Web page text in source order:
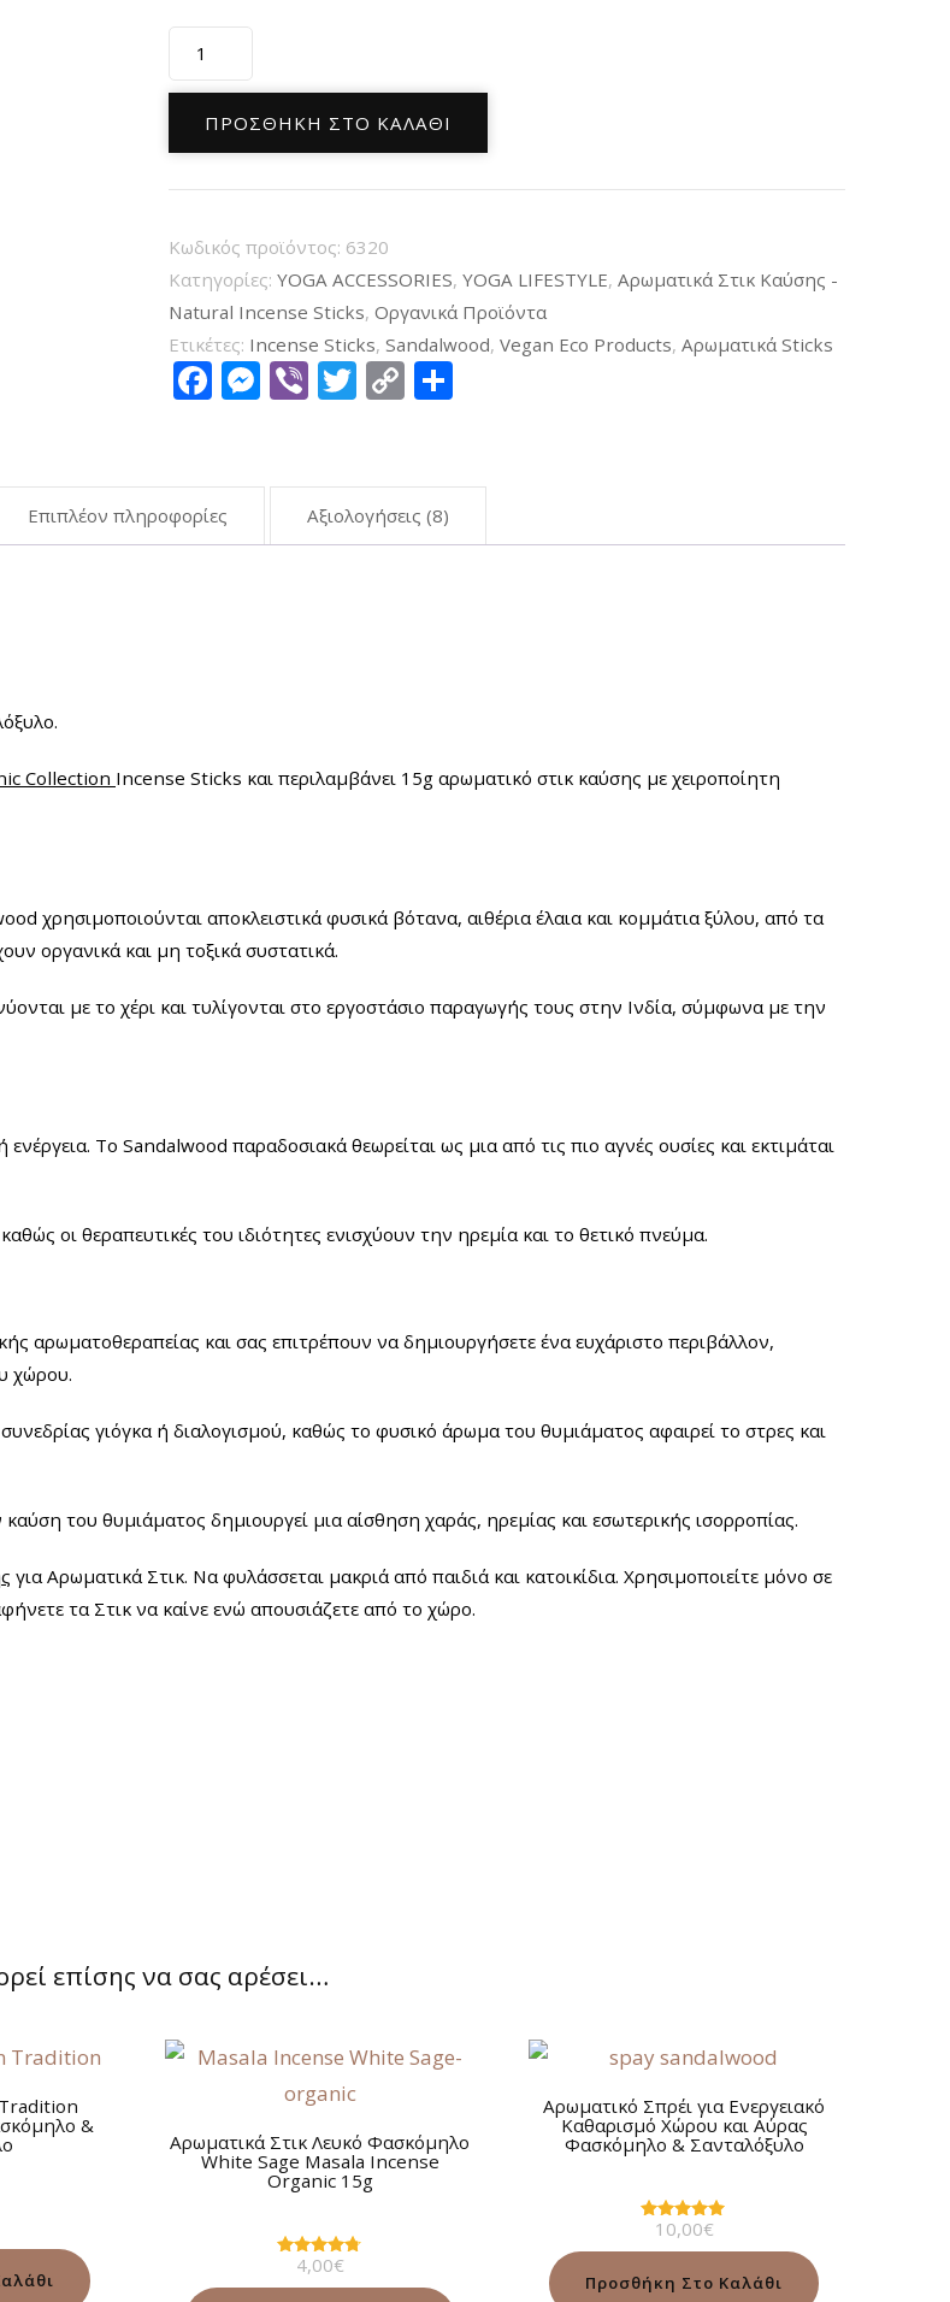
Αρωματικά
Στικ
Σανταλόξυλο
Sandalwood
Masala
Organic
15g
ποσότητα
ΠΡΟΣΘΉΚΗ ΣΤΟ ΚΑΛΆΘΙ
Κωδικός προϊόντος: 6320
Κατηγορίες:YOGA ACCESSORIES,YOGA LIFESTYLE,Αρωματικά Στικ Καύσης -
Natural Incense Sticks,Οργανικά Προϊόντα
Ετικέτες: Incense Sticks,Sandalwood,Vegan Eco Products,Αρωματικά Sticks
Facebook
Messenger
ViberTwitter
Copy
Επιπλέον πληροφορίες Αξιολογήσεις (8)
Collection Incense Sticks και περιλαμβάνει 15g αρωματικό στικ καύσης με χειροποίητη
χρησιμοποιούνται αποκλειστικά φυσικά βότανα, αιθέρια έλαια και κομμάτια ξύλου, από τα
οργανικά και μη τοξικά συστατικά.
με το χέρι και τυλίγονται στο εργοστάσιο παραγωγής τους στην Ινδία, σύμφωνα με την
Το Sandalwood παραδοσιακά θεωρείται ως μια από τις πιο αγνές ουσίες και εκτιμάται
οι θεραπευτικές του ιδιότητες ενισχύουν την ηρεμία και το θετικό πνεύμα.
αρωματοθεραπείας και σας επιτρέπουν να δημιουργήσετε ένα ευχάριστο περιβάλλον,
χώρου.
γιόγκα ή διαλογισμού, καθώς το φυσικό άρωμα του θυμιάματος αφαιρεί το στρες και
του θυμιάματος δημιουργεί μια αίσθηση χαράς, ηρεμίας και εσωτερικής ισορροπίας.
για Αρωματικά Στικ. Να φυλάσσεται μακριά από παιδιά και κατοικίδια. Χρησιμοποιείτε μόνο σε
τα Στικ να καίνε ενώ απουσιάζετε από το χώρο.
επίσης να σας αρέσει…
&
Αρωματικά Στικ Λευκό Φασκόμηλο
White Sage Masala Incense
Organic 15g
Βαθμολογήθηκε
4,00€
Αρωματικό Σπρέι για Ενεργειακό
Καθαρισμό Χώρου και Αύρας
Φασκόμηλο & Σανταλόξυλο
Βαθμολογήθηκε
από 5
10,00€
Προσθήκη Στο Καλάθι